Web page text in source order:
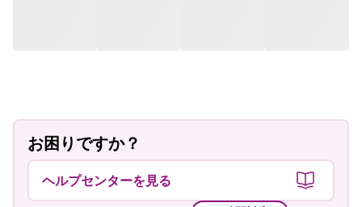
お困りですか？
ヘルプセンターを見る